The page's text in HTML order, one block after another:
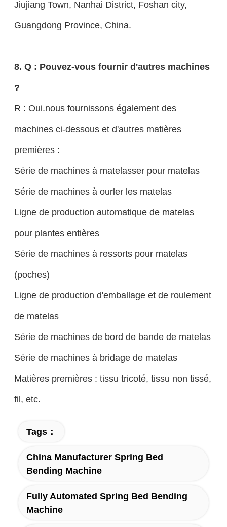
Jiujiang Town, Nanhai District, Foshan city,
Guangdong Province, China.
8. Q : Pouvez-vous fournir d'autres machines
?
R : Oui.nous fournissons également des
machines ci-dessous et d'autres matières
premières :
Série de machines à matelasser pour matelas
Série de machines à ourler les matelas
Ligne de production automatique de matelas
pour plantes entières
Série de machines à ressorts pour matelas
(poches)
Ligne de production d'emballage et de roulement
de matelas
Série de machines de bord de bande de matelas
Série de machines à bridage de matelas
Matières premières : tissu tricoté, tissu non tissé,
fil, etc.
Tags：
China Manufacturer Spring Bed
Bending Machine
Fully Automated Spring Bed Bending
Machine